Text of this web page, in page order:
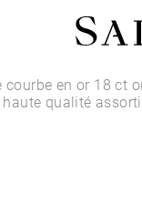
Acheter par Type
courbe en or 18 ct
qualité